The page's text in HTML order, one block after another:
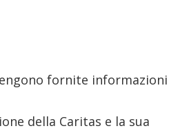
fornite informazioni
della Caritas e la sua